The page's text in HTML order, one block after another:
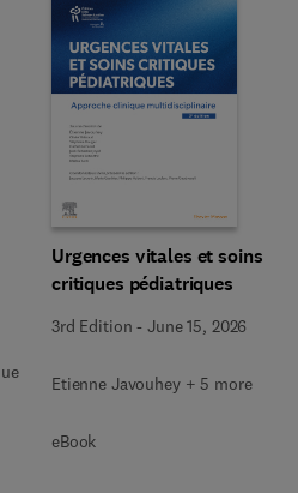
Urgences vitales et soins
critiques pédiatriques
3rd Edition -June 15, 2026
Etienne Javouhey + 5 more
eBook